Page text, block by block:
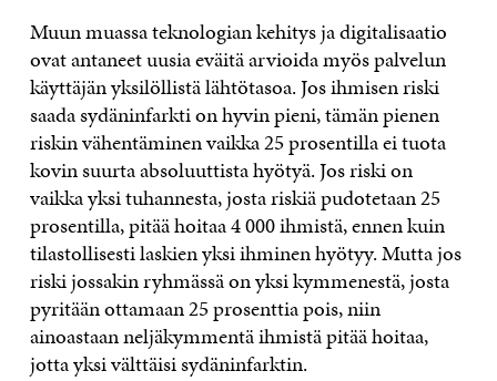
Muun muassa teknologian kehitys ja digitalisaatio
ovat antaneet uusia eväitä arvioida myös palvelun
käyttäjän yksilöllistä lähtötasoa. Jos ihmisen riski
saada sydäninfarkti on hyvin pieni, tämän pienen
riskin vähentäminen vaikka 25 prosentilla ei tuota
kovin suurta absoluuttista hyötyä. Jos riski on
vaikka yksi tuhannesta, josta riskiä pudotetaan 25
prosentilla, pitää hoitaa 4 000 ihmistä, ennen kuin
tilastollisesti laskien yksi ihminen hyötyy. Mutta jos
riski jossakin ryhmässä on yksi kymmenestä, josta
pyritään ottamaan 25 prosenttia pois, niin
ainoastaan neljäkymmentä ihmistä pitää hoitaa,
jotta yksi välttäisi sydäninfarktin.